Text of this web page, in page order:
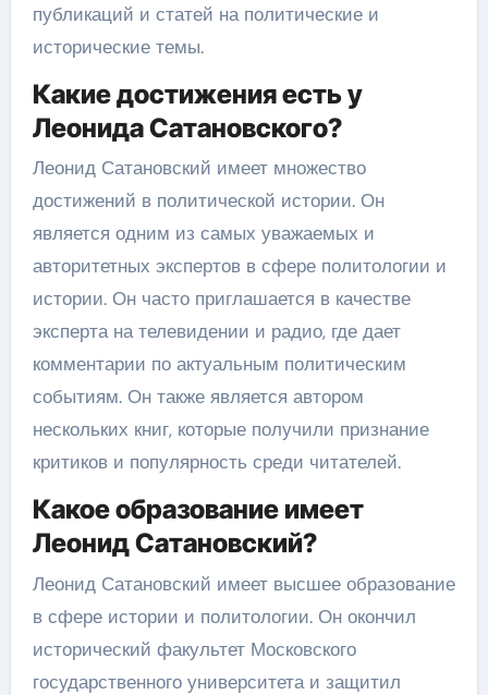
публикаций и статей на политические и
исторические темы.
Какие достижения есть у
Леонида Сатановского?
Леонид Сатановский имеет множество
достижений в политической истории. Он
является одним из самых уважаемых и
авторитетных экспертов в сфере политологии и
истории. Он часто приглашается в качестве
эксперта на телевидении и радио, где дает
комментарии по актуальным политическим
событиям. Он также является автором
нескольких книг, которые получили признание
критиков и популярность среди читателей.
Какое образование имеет
Леонид Сатановский?
Леонид Сатановский имеет высшее образование
в сфере истории и политологии. Он окончил
исторический факультет Московского
государственного университета и защитил